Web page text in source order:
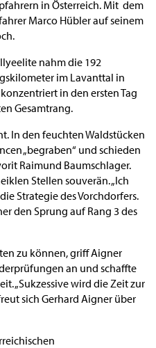
in Österreich. Mit dem
Marco Hübler auf seinem
nahm die 192
im Lavanttal in
in den ersten Tag
Gesamtrang.
In den feuchten Waldstücken
„begraben“ und schieden
Raimund Baumschlager.
Stellen souverän. „Ich
Strategie des Vorchdorfers.
den Sprung auf Rang 3 des
zu können, griff Aigner
an und schaffte
„Sukzessive wird die Zeit zur
sich Gerhard Aigner über